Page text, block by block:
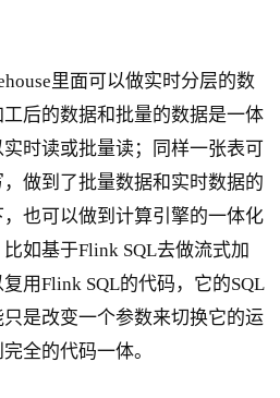
里面可以做实时分层的数
后的数据和批量的数据是一体
时读或批量读；同样一张表可
做到了批量数据和实时数据的
也可以做到计算引擎的一体化
如基于Flink SQL去做流式加
用Flink SQL的代码，它的SQL
是改变一个参数来切换它的运
全的代码一体。